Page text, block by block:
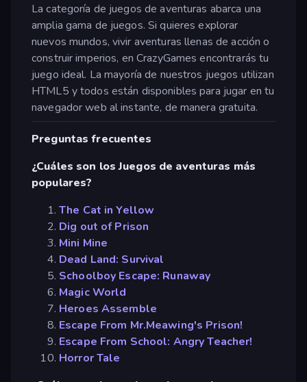
La categoría de juegos de aventuras abarca una
amplia gama de juegos. Si quieres explorar
nuevos mundos, vivir aventuras llenas de acción o
construir imperios, en CrazyGames encontrarás tu
juego ideal. La mayoría de nuestros juegos utilizan
HTML5 y todos están disponibles para jugar en tu
navegador web al instante, de manera gratuita.
Preguntas frecuentes
¿Cuáles son los Juegos de aventuras más
populares?
The Cat in Yellow
Dig out of Prison
Mini Mine
Dead Land: Survival
Schoolboy Escape: Runaway
Magic World
Heroes Assemble
Escape From Mr.Meawing's Prison!
Escape From School: Angry Teacher!
Horror Tale